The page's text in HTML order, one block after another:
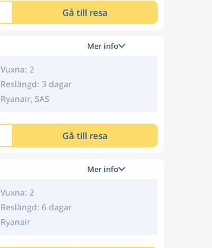
Gå till resa
Mer info
Vuxna: 2
Reslängd: 3 dagar
Ryanair, SAS
Gå till resa
Mer info
Vuxna: 2
Reslängd: 6 dagar
Ryanair